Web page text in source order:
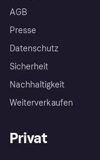
AGB
Presse
Datenschutz
Sicherheit
Nachhaltigkeit
Weiterverkaufen
Privat